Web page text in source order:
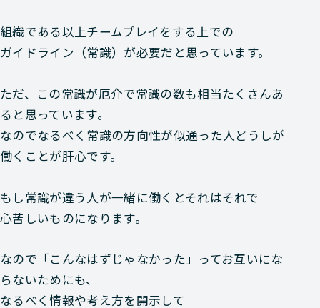
組織である以上チームプレイをする上での
ガイドライン（常識）が必要だと思っています。
ただ、この常識が厄介で常識の数も相当たくさんあ
ると思っています。
なのでなるべく常識の方向性が似通った人どうしが
働くことが肝心です。
もし常識が違う人が一緒に働くとそれはそれで
心苦しいものになります。
なので「こんなはずじゃなかった」ってお互いにな
らないためにも、
なるべく情報や考え方を開示して